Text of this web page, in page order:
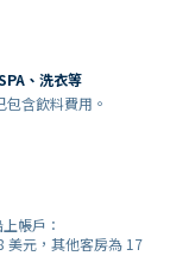
、洗衣等
含飲料費用。
帳戶：
美元，其他客房為 17